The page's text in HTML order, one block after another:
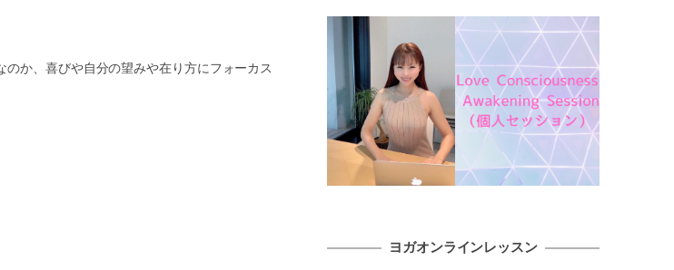
か、喜びや自分の望みや在り方にフォーカス
ヨガオンラインレッスン